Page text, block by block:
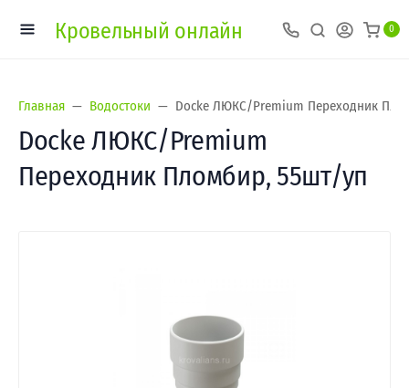
Кровельный онлайн 0
Главная Водостоки Docke ЛЮКС/Premium Переходник
Docke ЛЮКС/Premium
Переходник Пломбир, 55шт/уп